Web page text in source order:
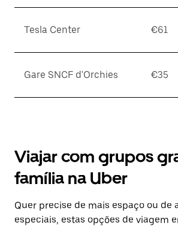
Tesla Center €61
Gare SNCF d'Orchies €35
Viajar com grupos
família na Uber
Quer precise de mais espaço ou de
especiais, estas opções de viagem